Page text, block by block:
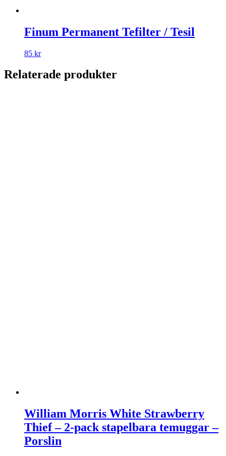
Finum Permanent Te­filter / Tesil
85 kr
Relaterade produkter
William Morris White Strawberry
Thief – 2-pack stapelbara temuggar –
Porslin